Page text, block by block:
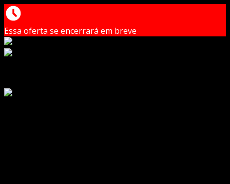
Essa oferta se encerrará em breve